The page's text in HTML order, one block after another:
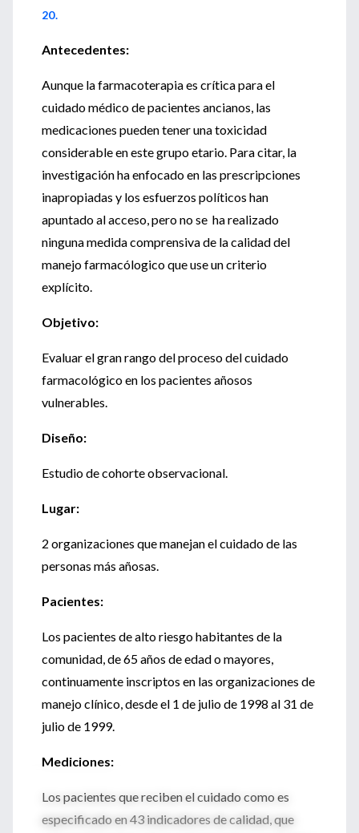
20.
Antecedentes:
Aunque la farmacoterapia es crítica para el
cuidado médico de pacientes ancianos, las
medicaciones pueden tener una toxicidad
considerable en este grupo etario. Para citar, la
investigación ha enfocado en las prescripciones
inapropiadas y los esfuerzos políticos han
apuntado al acceso, pero no se ha realizado
ninguna medida comprensiva de la calidad del
manejo farmacólogico que use un criterio
explícito.
Objetivo:
Evaluar el gran rango del proceso del cuidado
farmacológico en los pacientes añosos
vulnerables.
Diseño:
Estudio de cohorte observacional.
Lugar:
2 organizaciones que manejan el cuidado de las
personas más añosas.
Pacientes:
Los pacientes de alto riesgo habitantes de la
comunidad, de 65 años de edad o mayores,
continuamente inscriptos en las organizaciones de
manejo clínico, desde el 1 de julio de 1998 al 31 de
julio de 1999.
Mediciones:
Los pacientes que reciben el cuidado como es
especificado en 43 indicadores de calidad, que